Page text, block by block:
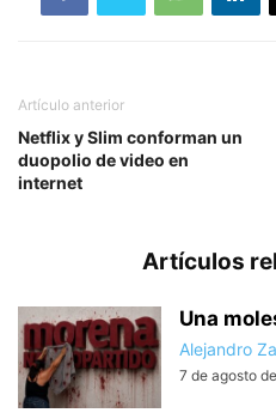
Artículo anterior
Netflix y Slim conforman un
duopolio de video en
internet
Artículos
Una
Alejandro
7 de agosto